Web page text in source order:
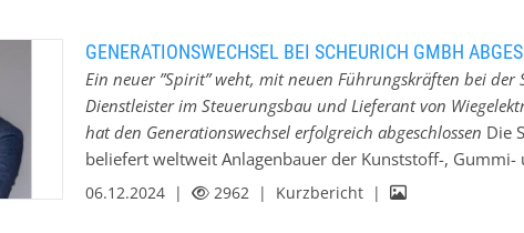
möglich. Konfigurationsänderungen werden in einem
File der Parametrierung. Applikationen für
Bandwaagen sind verfügbar. Sonderanwendungen
Geräte mit Kundenlogo versehen. Neben DMS-Sensorik
Ausgänge 24VDC, Anaogeingänge, Analogausgänge
Geräte und Wiegeapplikationen von der Wiegeelektronik-
GENERATIONSWECHSEL BEI SCHEURICH GMBH
Ein neuer ”Spirit” weht, mit neuen Führungskräften bei der
Dienstleister im Steuerungsbau und Lieferant von
hat den Generationswechsel erfolgreich abgeschlossen Die
beliefert weltweit Anlagenbauer der Kunststoff-,
Steuerungslösungen. Vom Klein-Schaltschrank bis zur
06.12.2024 | 2962 | Kurzbericht |